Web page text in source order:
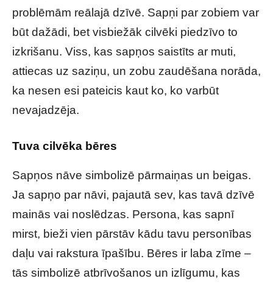
problēmām reālajā dzīvē. Sapņi par zobiem var
būt dažādi, bet visbiežāk cilvēki piedzīvo to
izkrišanu. Viss, kas sapņos saistīts ar muti,
attiecas uz saziņu, un zobu zaudēšana norāda,
ka nesen esi pateicis kaut ko, ko varbūt
nevajadzēja.
Tuva cilvēka bēres
Sapņos nāve simbolizē pārmaiņas un beigas.
Ja sapņo par nāvi, pajautā sev, kas tavā dzīvē
mainās vai noslēdzas. Persona, kas sapnī
mirst, bieži vien pārstāv kādu tavu personības
daļu vai rakstura īpašību. Bēres ir laba zīme –
tās simbolizē atbrīvošanos un izlīgumu, kas